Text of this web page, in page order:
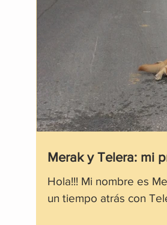
Merak y Telera: mi
Hola!!! Mi nombre es
un tiempo atrás con